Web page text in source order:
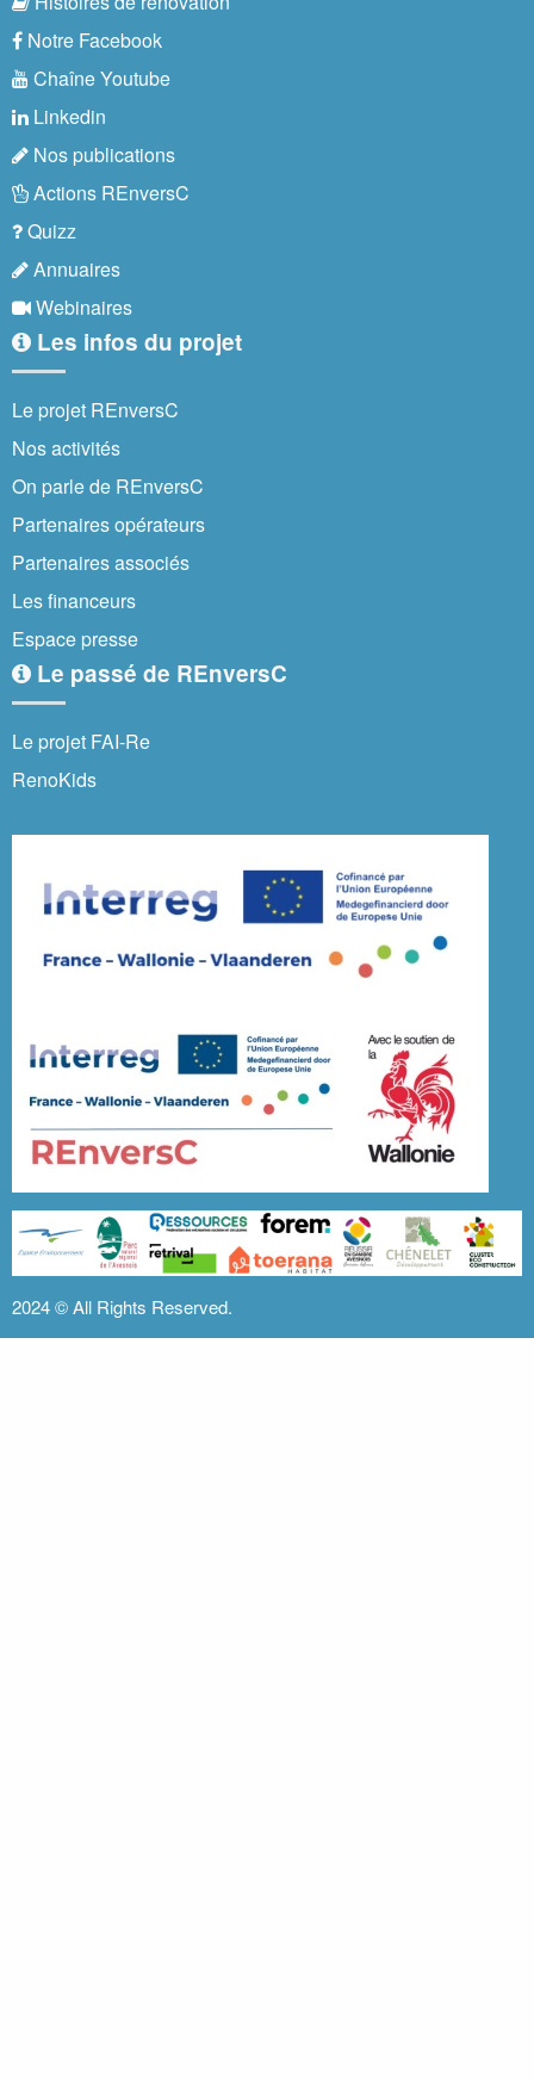
Notre Facebook
Chaîne Youtube
Linkedin
Nos publications
Actions REnversC
Quizz
Annuaires
Webinaires
Les infos du projet
Le projet REnversC
Nos activités
On parle de REnversC
Partenaires opérateurs
Partenaires associés
Les financeurs
Espace presse
Le passé de REnversC
Le projet FAI-Re
RenoKids
2024 ©All Rights Reserved.